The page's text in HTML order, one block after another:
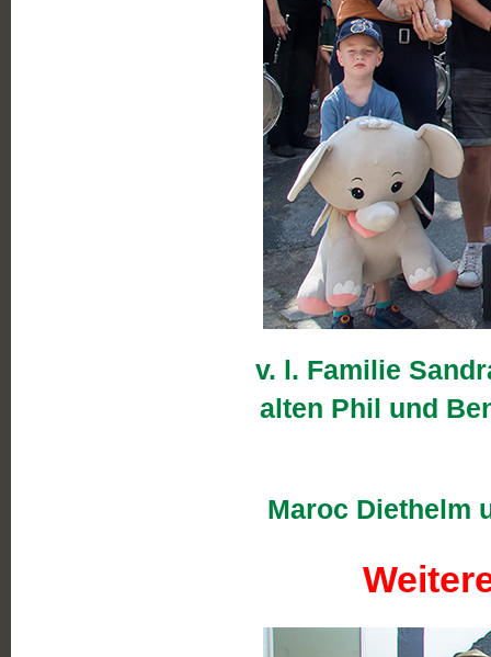
v. l. Familie
alten Phil und
Maroc Diethelm